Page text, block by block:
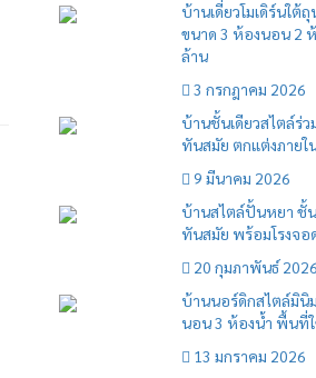
บ้านเดี่ยวโมเดิร์นใต้
ขนาด 3 ห้องนอน 2
ล้าน
3 กรกฎาคม 2026
บ้านชั้นเดียวสไตล์ร่ว
ทันสมัย ตกแต่งภายใ
9 มีนาคม 2026
บ้านสไตล์ปั้นหยา ชั้น
ทันสมัย พร้อมโรงจอ
20 กุมภาพันธ์ 2026
บ้านนอร์ดิกสไตล์มินิ
นอน 3 ห้องน้ำ พื้นที่
13 มกราคม 2026